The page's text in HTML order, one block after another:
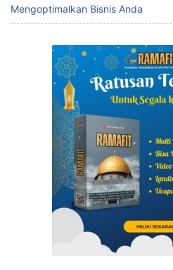
Mengoptimalkan Bisnis Anda